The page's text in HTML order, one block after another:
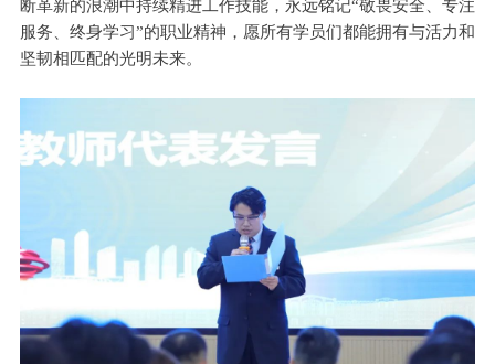
断革新的浪潮中持续精进工作技能，永远铭记“敬畏安全、专注
服务、终身学习”的职业精神，愿所有学员们都能拥有与活力和
坚韧相匹配的光明未来。